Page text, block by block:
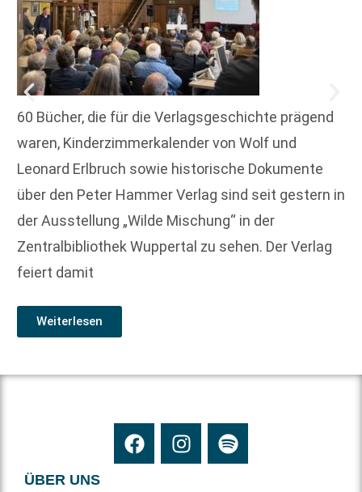
60 Bücher, die für die Verlagsgeschichte prägend
waren, Kinderzimmerkalender von Wolf und
Leonard Erlbruch sowie historische Dokumente
über den Peter Hammer Verlag sind seit gestern in
der Ausstellung „Wilde Mischung“ in der
Zentralbibliothek Wuppertal zu sehen. Der Verlag
feiert damit
Weiterlesen
ÜBER UNS